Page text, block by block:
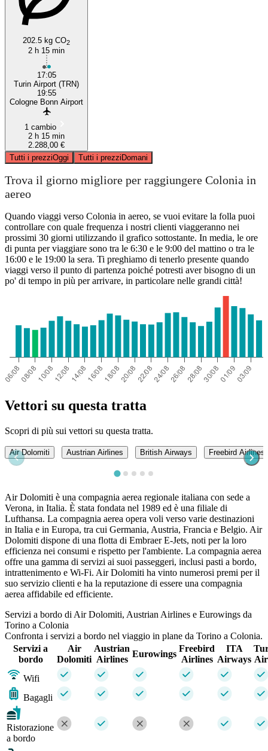
202.5 kg CO2
2 h 15 min
17:05
Turin Airport (TRN)
19:55
Cologne Bonn Airport
1 cambio
2 h 15 min
2.288,00 €
Tutti i prezziOggi Tutti i prezziDomani
Trova il giorno migliore per raggiungere Colonia in
aereo
Quando viaggi verso Colonia in aereo, se vuoi evitare la folla puoi
controllare con quale frequenza i nostri clienti viaggeranno nei
prossimi 30 giorni utilizzando il grafico sottostante. In media, le ore
di punta per viaggiare sono tra le 6:30 e le 9:00 del mattino o tra le
16:00 e le 19:00 la sera. Ti preghiamo di tenerlo presente quando
viaggi verso il punto di partenza poiché potresti aver bisogno di un
po' di tempo in più per arrivare, in particolare nelle grandi città!
Vettori su questa tratta
Scopri di più sui vettori su questa tratta.
Air Dolomiti Austrian Airlines British Airways Freebird Airlines
Air Dolomiti è una compagnia aerea regionale italiana con sede a
Verona, in Italia. È stata fondata nel 1989 ed è una filiale di
Lufthansa. La compagnia aerea opera voli verso varie destinazioni
in Italia e in Europa, tra cui Germania, Austria, Francia e Belgio. Air
Dolomiti dispone di una flotta di Embraer E-Jets, noti per la loro
efficienza nei consumi e rispetto per l'ambiente. La compagnia aerea
offre una gamma di servizi ai suoi passeggeri, inclusi pasti a bordo,
intrattenimento e Wi-Fi. Air Dolomiti ha vinto numerosi premi per il
suo servizio clienti e ha la reputazione di essere una compagnia
aerea affidabile ed efficiente.
Servizi a bordo di Air Dolomiti, Austrian Airlines e Eurowings da
Torino a Colonia
Confronta i servizi a bordo nel viaggio in plane da Torino a Colonia.
Servizi a
bordo
Air
Dolomiti
Austrian
Airlines
Eurowings
Freebird
Airlines
ITA
Airways
Wifi
Bagagli
Ristorazione
a bordo